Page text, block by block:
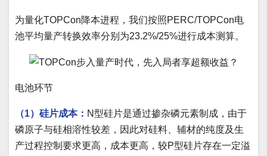
为量化TOPCon降本进程，我们按照PERC/TOPCon电
池平均量产转换效率分别为23.2%/25%进行成本测算。
电池环节
（1）硅片成本： N型硅片是通过掺杂磷元素制成，由于
磷原子与硅相溶性较差，因此对硅料、辅材的纯度及生
产过程控制要求更高，成本更高，较P型硅片存在一定溢